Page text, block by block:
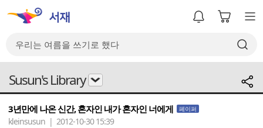
Susun's Library
3년만에 나온 신간, 혼자인 내가 혼자인 너에게 페이퍼
kleinsusun | 2012-10-30 15:39